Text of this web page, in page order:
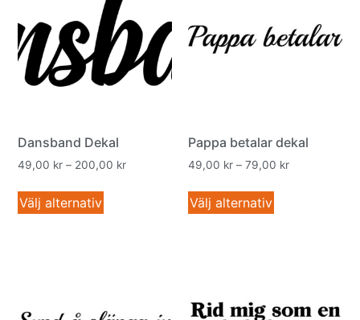
Dansband Dekal
49,00 kr – 200,00 kr
Välj alternativ
Pappa betalar dekal
49,00 kr – 79,00 kr
Välj alternativ